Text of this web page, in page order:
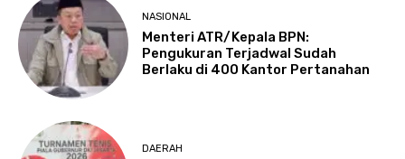
NASIONAL
Menteri ATR/Kepala BPN:
Pengukuran Terjadwal Sudah
Berlaku di 400 Kantor Pertanahan
DAERAH